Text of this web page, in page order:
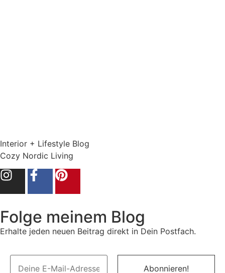
Interior + Lifestyle Blog
Cozy Nordic Living
Folge meinem Blog
Erhalte jeden neuen Beitrag direkt in Dein Postfach.